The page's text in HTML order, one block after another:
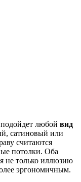
любой вид
сатиновый или
считаются
потолки. Оба
не только иллюзию
эргономичным.